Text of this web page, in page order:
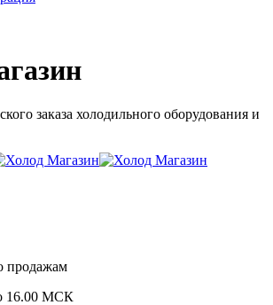
заказа холодильного оборудования и
продажам
16.00 МСК